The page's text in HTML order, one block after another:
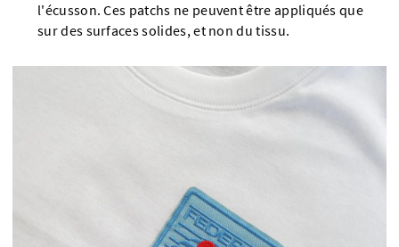
l'écusson. Ces patchs ne peuvent être appliqués que
sur des surfaces solides, et non du tissu.